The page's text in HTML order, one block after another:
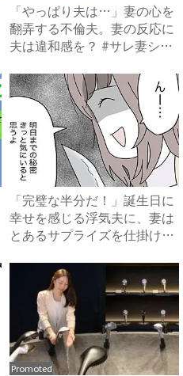
「やっぱり夫は…」妻の心を
翻弄する不倫夫。妻の反応に
夫は違和感を？ #サレ妻シ
「完璧な半分だ！」誕生日に
幸せを感じる浮気夫に、妻は
とあるサプライズを仕掛け…
Promoted